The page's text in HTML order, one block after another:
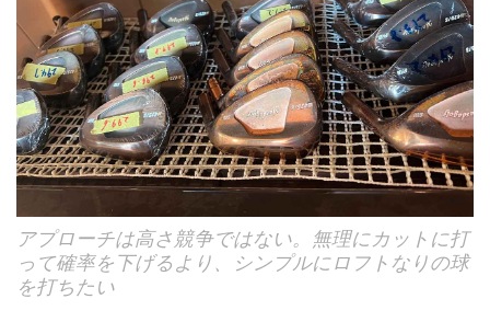
アプローチは高さ競争ではない。無理にカットに打
って確率を下げるより、シンプルにロフトなりの球
を打ちたい